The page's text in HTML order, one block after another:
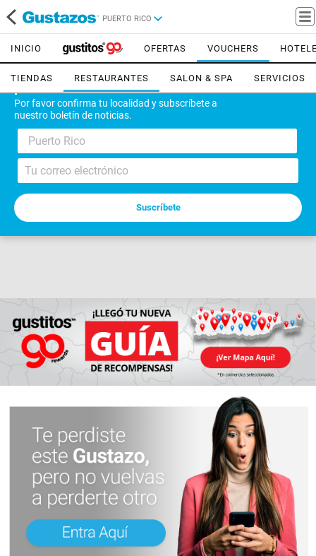
PUERTO RICO
¡Bienvenido!
Por favor confirma tu localidad y subscríbete a
nuestro boletín de noticias.
Puerto Rico
INICIO OFERTAS VOUCHERS
TIENDAS RESTAURANTES SALON & SPA SERVICIOS